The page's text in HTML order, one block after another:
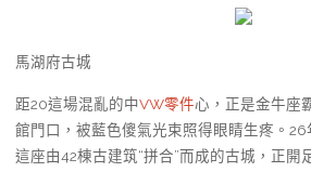
馬湖府古城
距20這場混亂的中VW零件心，正是金牛座
館門口，被藍色傻氣光束照得眼睛生疼。26
這座由42棟古建筑“拼合”而成的古城，正開